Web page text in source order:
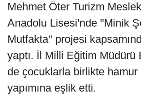
Mehmet Öter Turizm
Anadolu Lisesi'nde "Minik
Mutfakta" projesi
yaptı. İl Milli Eğitim Müdürü
de çocuklarla birlikte hamur
yapımına eşlik etti.